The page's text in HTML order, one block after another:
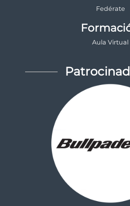
Fedérate
Aula Virtual